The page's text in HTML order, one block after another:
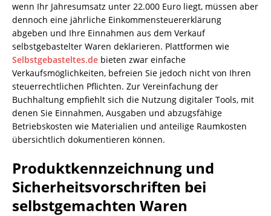
wenn Ihr Jahresumsatz unter 22.000 Euro liegt, müssen aber
dennoch eine jährliche Einkommensteuererklärung
abgeben und Ihre Einnahmen aus dem Verkauf
selbstgebastelter Waren deklarieren. Plattformen wie
Selbstgebasteltes.de bieten zwar einfache
Verkaufsmöglichkeiten, befreien Sie jedoch nicht von Ihren
steuerrechtlichen Pflichten. Zur Vereinfachung der
Buchhaltung empfiehlt sich die Nutzung digitaler Tools, mit
denen Sie Einnahmen, Ausgaben und abzugsfähige
Betriebskosten wie Materialien und anteilige Raumkosten
übersichtlich dokumentieren können.
Produktkennzeichnung und
Sicherheitsvorschriften bei
selbstgemachten Waren